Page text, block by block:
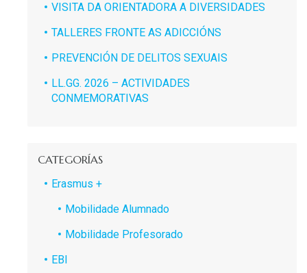
VISITA DA ORIENTADORA A DIVERSIDADES
TALLERES FRONTE AS ADICCIÓNS
PREVENCIÓN DE DELITOS SEXUAIS
LL.GG. 2026 – ACTIVIDADES
CONMEMORATIVAS
CATEGORÍAS
Erasmus +
Mobilidade Alumnado
Mobilidade Profesorado
EBI